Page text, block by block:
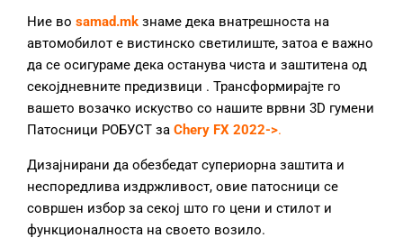
Ние во samad.mk знаме дека внатрешноста на
автомобилот е вистинско светилиште, затоа е важно
да се осигураме дека останува чиста и заштитена од
секојдневните предизвици . Трансформирајте го
вашето возачко искуство со нашите врвни 3D гумени
Патосници РОБУСТ за Chery FX 2022->.
Дизајнирани да обезбедат супериорна заштита и
неспоредлива издржливост, овие патосници се
совршен избор за секој што го цени и стилот и
функционалноста на своето возило.